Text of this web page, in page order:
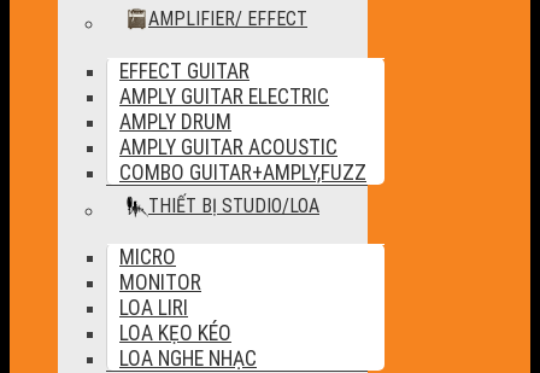
AMPLIFIER/ EFFECT
EFFECT GUITAR
AMPLY GUITAR ELECTRIC
AMPLY DRUM
AMPLY GUITAR ACOUSTIC
COMBO GUITAR+AMPLY,FUZZ
THIẾT BỊ STUDIO/LOA
MICRO
MONITOR
LOA LIRI
LOA KẸO KÉO
LOA NGHE NHẠC